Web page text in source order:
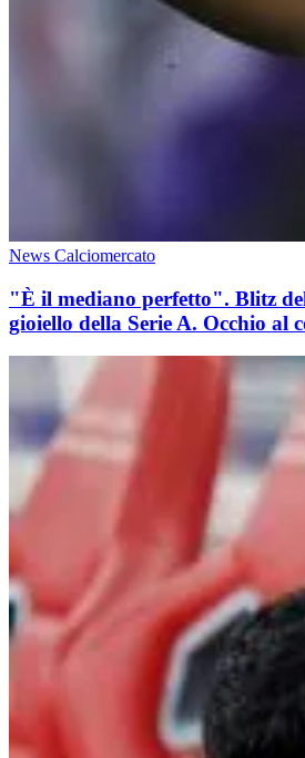
News Calciomercato
"È il mediano perfetto". Blitz
gioiello della Serie A. Occhio al